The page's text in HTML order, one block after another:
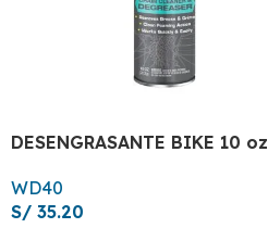
DESENGRASANTE BIKE 10 oz
WD40
S/ 35.20